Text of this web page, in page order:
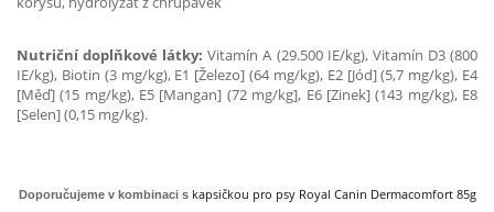
Nutriční doplňkové látky: Vitamín A (29.500 IE/kg), Vitamín D3 (800
IE/kg), Biotin (3 mg/kg), E1 [Železo] (64 mg/kg), E2 [Jód] (5,7 mg/kg), E4
[Měď] (15 mg/kg), E5 [Mangan] (72 mg/kg], E6 [Zinek] (143 mg/kg), E8
[Selen] (0,15 mg/kg).
Doporučujeme v kombinaci s kapsičkou pro psy Royal Canin Dermacomfort 85g